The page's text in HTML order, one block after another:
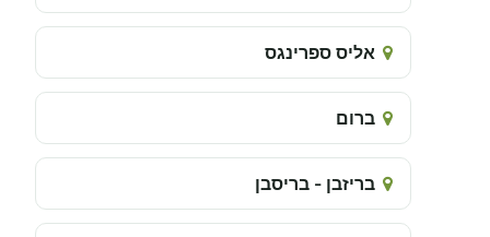
אליס ספרינגס
ברום
בריזבן - בריסבן